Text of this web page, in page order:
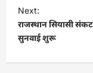
t
n
a
v
Next:
राजस्‍थान सियासी
सुनवाई शुरू